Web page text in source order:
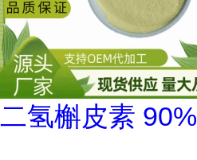
二氢槲皮素 90%